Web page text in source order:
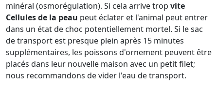
minéral (osmorégulation). Si cela arrive trop vite
Cellules de la peau peut éclater et l'animal peut entrer
dans un état de choc potentiellement mortel. Si le sac
de transport est presque plein après 15 minutes
supplémentaires, les poissons d'ornement peuvent être
placés dans leur nouvelle maison avec un petit filet;
nous recommandons de vider l'eau de transport.